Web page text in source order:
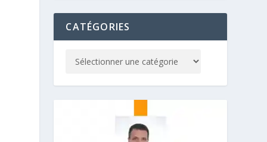
CATÉGORIES